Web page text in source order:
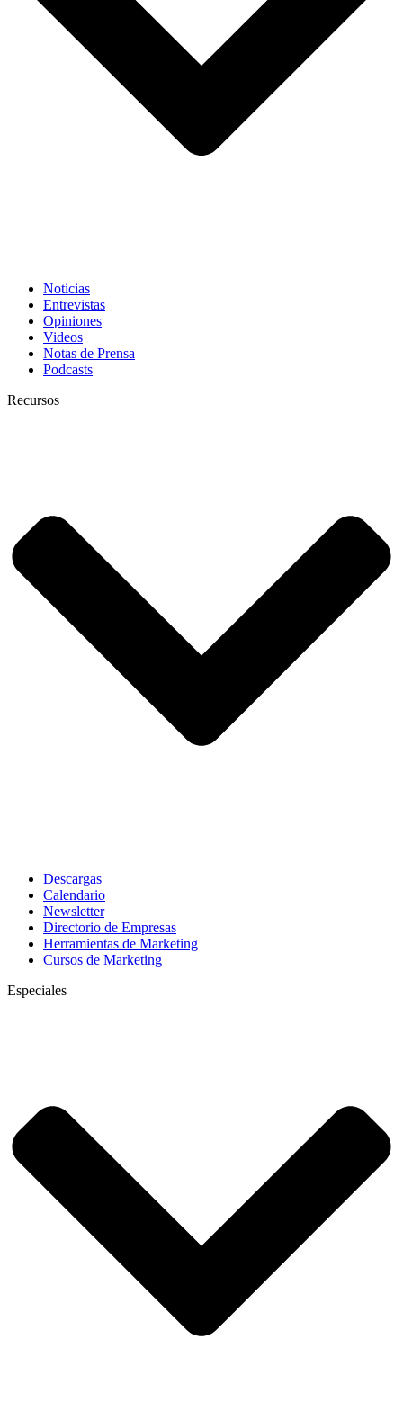
Noticias
Entrevistas
Opiniones
Videos
Notas de Prensa
Podcasts
Recursos
Descargas
Calendario
Newsletter
Directorio de Empresas
Herramientas de Marketing
Cursos de Marketing
Especiales